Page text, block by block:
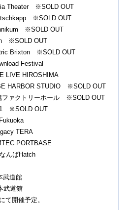
Theater ※SOLD OUT
※SOLD OUT
※SOLD OUT
※SOLD OUT
Brixton ※SOLD OUT
Festival
LIVE HIROSHIMA
HARBOR STUDIO ※SOLD OUT
ァクトリーホール ※SOLD OUT
※SOLD OUT
TERA
PORTBASE
んばHatch
道館
武道館
て開催予定。